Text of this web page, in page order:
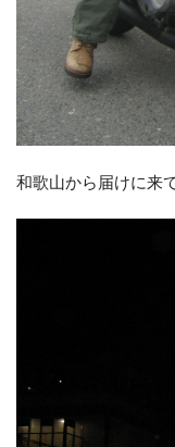
和歌山から届けに来